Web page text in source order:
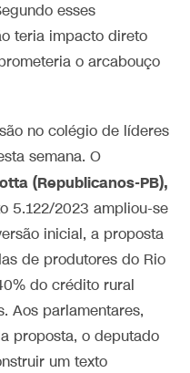
esses
teria impacto direto
o arcabouço
no colégio de líderes
semana. O
(Republicanos-PB),
5.122/2023 ampliou-se
inicial, a proposta
de produtores do Rio
do crédito rural
Aos parlamentares,
proposta, o deputado
um texto